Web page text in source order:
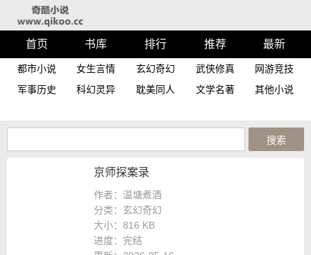
首页 书库 排行 推荐 最新
都市小说 女生言情 玄幻奇幻 武侠修真
网游竞技
军事历史
科幻灵异 耽美同人 文学名著 其他小说
京师探案录
作者：温塘煮酒
分类：玄幻奇幻
大小： 816 KB
进度： 完结